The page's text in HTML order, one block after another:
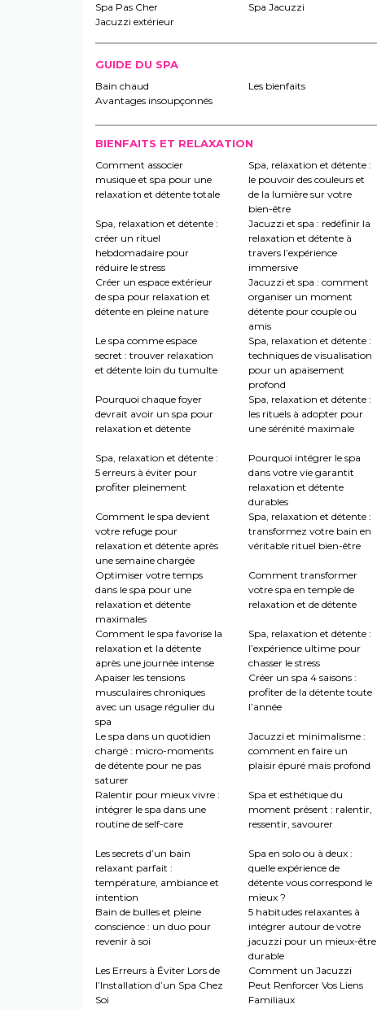
Spa Pas Cher
Spa Jacuzzi
Jacuzzi extérieur
GUIDE DU SPA
Bain chaud Les bienfaits
Avantages insoupçonnés
BIENFAITS ET RELAXATION
Comment associer
musique et spa pour une
relaxation et détente totale
Spa, relaxation et détente :
le pouvoir des couleurs et
de la lumière sur votre
bien-être
Spa, relaxation et détente :
créer un rituel
hebdomadaire pour
réduire le stress
Jacuzzi et spa : redéfinir la
relaxation et détente à
travers l’expérience
immersive
Créer un espace extérieur
de spa pour relaxation et
détente en pleine nature
Jacuzzi et spa : comment
organiser un moment
détente pour couple ou
amis
Le spa comme espace
secret : trouver relaxation
et détente loin du tumulte
Spa, relaxation et détente :
techniques de visualisation
pour un apaisement
profond
Pourquoi chaque foyer
devrait avoir un spa pour
relaxation et détente
Spa, relaxation et détente :
les rituels à adopter pour
une sérénité maximale
Spa, relaxation et détente :
5 erreurs à éviter pour
profiter pleinement
Pourquoi intégrer le spa
dans votre vie garantit
relaxation et détente
durables
Comment le spa devient
votre refuge pour
relaxation et détente après
une semaine chargée
Spa, relaxation et détente :
transformez votre bain en
véritable rituel bien-être
Optimiser votre temps
dans le spa pour une
relaxation et détente
maximales
Comment transformer
votre spa en temple de
relaxation et de détente
Comment le spa favorise la
relaxation et la détente
après une journée intense
Spa, relaxation et détente :
l’expérience ultime pour
chasser le stress
Apaiser les tensions
musculaires chroniques
avec un usage régulier du
spa
Créer un spa 4 saisons :
profiter de la détente toute
l’année
Le spa dans un quotidien
chargé : micro-moments
de détente pour ne pas
saturer
Jacuzzi et minimalisme :
comment en faire un
plaisir épuré mais profond
Ralentir pour mieux vivre :
intégrer le spa dans une
routine de self-care
Spa et esthétique du
moment présent : ralentir,
ressentir, savourer
Les secrets d’un bain
relaxant parfait :
température, ambiance et
intention
Spa en solo ou à deux :
quelle expérience de
détente vous correspond le
mieux ?
Bain de bulles et pleine
conscience : un duo pour
revenir à soi
5 habitudes relaxantes à
intégrer autour de votre
jacuzzi pour un mieux-être
durable
Les Erreurs à Éviter Lors de
l’Installation d’un Spa Chez
Soi
Comment un Jacuzzi
Peut Renforcer Vos Liens
Familiaux